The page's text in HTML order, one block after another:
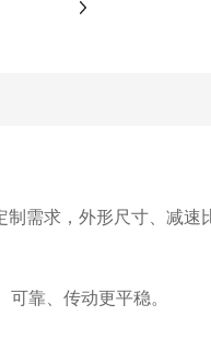
求，外形尺寸、减速
靠、传动更平稳。